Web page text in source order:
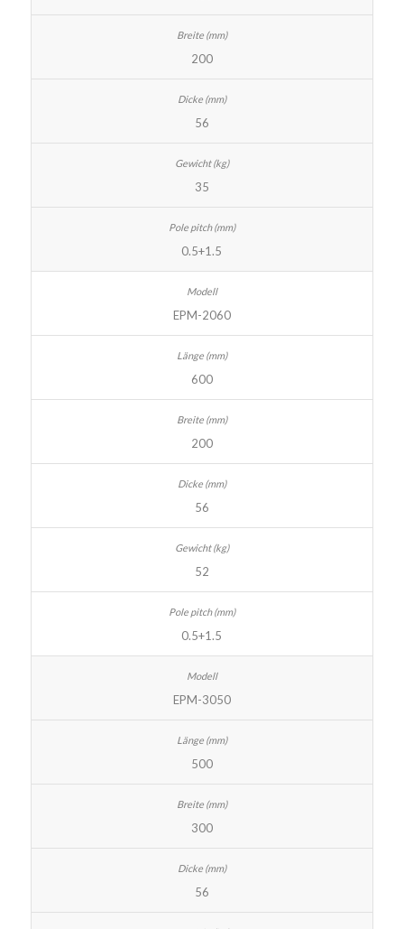
200
56
35
0.5+1.5
EPM-2060
600
200
56
52
0.5+1.5
EPM-3050
500
300
56